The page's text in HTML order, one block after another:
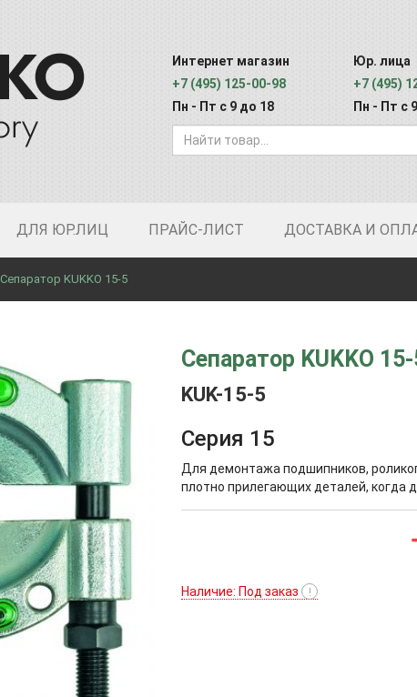
Интернет магазин
+7 (495) 125-00-98
Пн - Пт с 9 до 18
Юр. лица
+7 (495)
Пн - Пт с
ДЛЯ ЮР.ЛИЦ ПРАЙС-ЛИСТ ДОСТАВКА И
Сепаратор KUKKO 15-5
Сепаратор KUKKO
KUK-15-5
Серия 15
Для демонтажа подшипников,
плотно прилегающих деталей, когда
Наличие: Под заказ !